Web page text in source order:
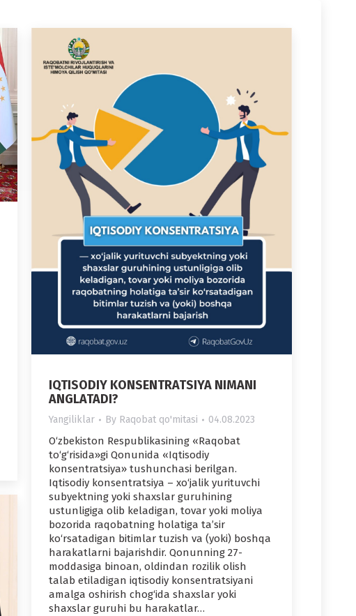
IQTISODIY KONSENTRATSIYA NIMANI
ANGLATADI?
Yangiliklar By Raqobat qo'mitasi 04.08.2023
O‘zbekiston Respublikasining «Raqobat
to‘g‘risida»gi Qonunida «Iqtisodiy
konsentratsiya» tushunchasi berilgan.
Iqtisodiy konsentratsiya – xo‘jalik yurituvchi
subyektning yoki shaxslar guruhining
ustunligiga olib keladigan, tovar yoki moliya
bozorida raqobatning holatiga ta’sir
ko‘rsatadigan bitimlar tuzish va (yoki) boshqa
harakatlarni bajarishdir. Qonunning 27-
moddasiga binoan, oldindan rozilik olish
talab etiladigan iqtisodiy konsentratsiyani
amalga oshirish chog‘ida shaxslar yoki
shaxslar guruhi bu harakatlar…